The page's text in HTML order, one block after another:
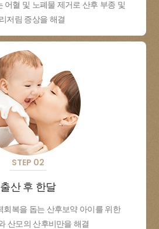
어혈 및 노폐물 제거로 산후 부종 및
저림 증상을 해결
STEP 02
출산 후 한달
회복을 돕는 산후보약 아이를 위한
산모의 산후비만을 해결